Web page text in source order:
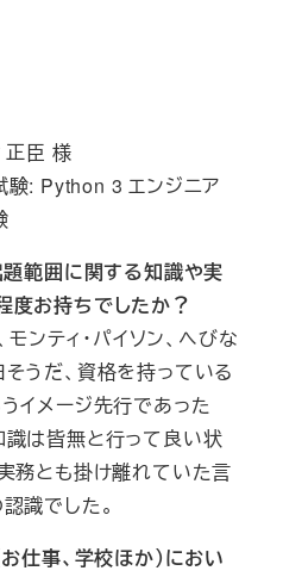
正臣 様
: Python 3 エンジニア
題範囲に関する知識や実
度お持ちでしたか？
ンティ・パイソン、へびな
うだ、資格を持っている
イメージ先行であった
は皆無と行って良い状
務とも掛け離れていた言
識でした。
仕事、学校ほか）におい